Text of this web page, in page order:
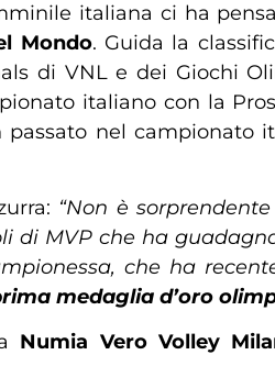
italiana ci ha
Mondo. Guida la
di VNL e dei Giochi
italiano con la
passato nel campionato
“Non è
di MVP che ha
che ha
medaglia d’oro
Numia Vero Volley